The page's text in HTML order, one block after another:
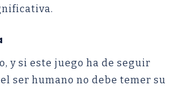
y si este juego ha de seguir
ser humano no debe temer su